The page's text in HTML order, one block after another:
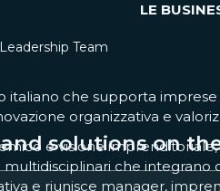
Team
LE
solutions on
italiano che supporta
organizzativa e
e visione
che integrano
e riunisce manager,